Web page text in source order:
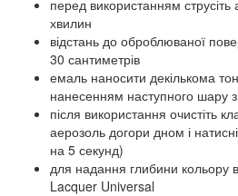
перед використанням
хвилин
відстань до оброблюваної
30 сантиметрів
емаль наносити декількома
нанесенням наступного шару
після використання очистіть
аерозоль догори дном і
на 5 секунд)
для надання глибини кольору
Lacquer Universal